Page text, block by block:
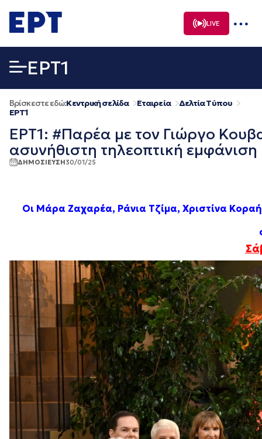
σε
περιεχόμενο
LIVE
EΡΤ1
Βρίσκεστε εδώ:Κεντρική σελίδα Εταιρεία
Δελτία Τύπου
EΡΤ1
ΕΡΤ1: #Παρέα με τον Γιώργο
ασυνήθιστη τηλεοπτική
ΔΗΜΟΣΙΕΥΣΗ30/01/25
Οι Μάρα Ζαχαρέα, Ράνια Τζίμα, Χριστίνα